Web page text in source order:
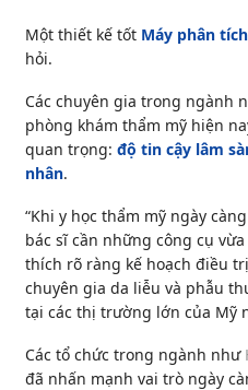
Một thiết kế tốt Máy phân
hỏi.
Các chuyên gia trong ngành
phòng khám thẩm mỹ hiện
quan trọng: độ tin cậy lâm
nhân.
“Khi y học thẩm mỹ ngày
bác sĩ cần những công cụ
thích rõ ràng kế hoạch điều
chuyên gia da liễu và phẫu
tại các thị trường lớn của Mỹ
Các tổ chức trong ngành như
đã nhấn mạnh vai trò ngày